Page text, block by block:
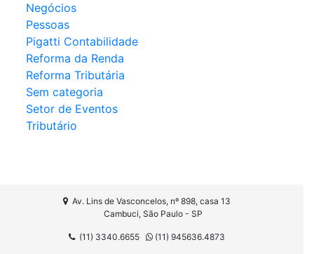
Negócios
Pessoas
Pigatti Contabilidade
Reforma da Renda
Reforma Tributária
Sem categoria
Setor de Eventos
Tributário
Av. Lins de Vasconcelos, nº 898, casa 13
Cambuci, São Paulo - SP
(11) 3340.6655 (11) 945636.4873